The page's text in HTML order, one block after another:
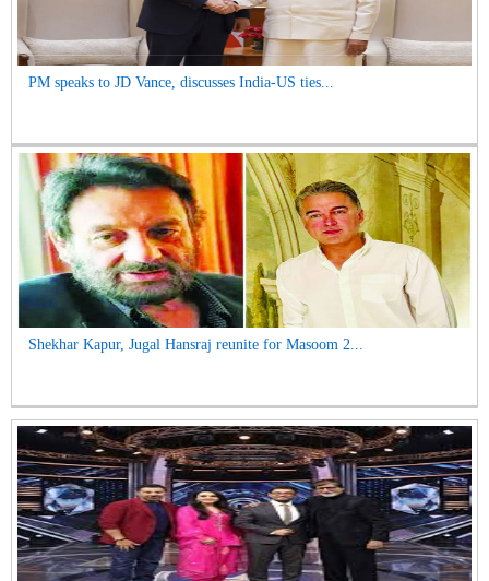
PM speaks to JD Vance, discusses India-US ties...
Shekhar Kapur, Jugal Hansraj reunite for Masoom 2...